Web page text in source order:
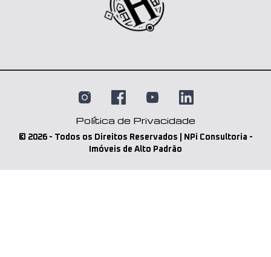
Política de Privacidade
© 2026- Todos os Direitos Reservados | NPi Consultoria -
Imóveis de Alto Padrão